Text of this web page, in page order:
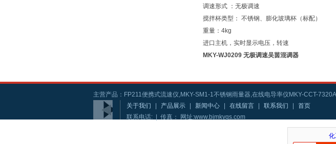
调速形式 ：无极调速
搅拌杯类型： 不锈钢、膨化玻璃杯（标配）
重量：4kg
进口主机，实时显示电压，转速
MKY-WJ0209 无极调速吴茵混调器
主营产品：FP211便携式流速仪,MKY-SM1-1不锈钢雨量器,在线电导率仪MKY-CCT-
关于我们
产品展示 新闻中心 在线留言 联系我们
首页
联系电话: | 传真： 网址:www.bjmkygs.com
化